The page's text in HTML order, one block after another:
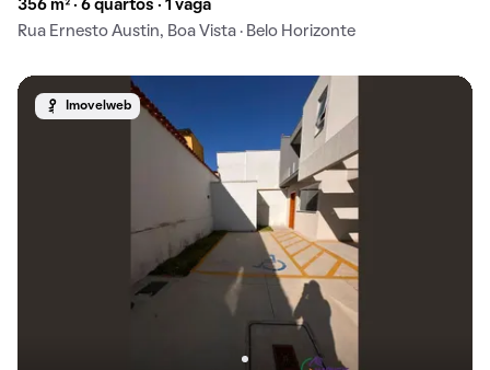
356 m² · 6 quartos · 1 vaga
Rua Ernesto Austin, Boa Vista · Belo Horizonte
Imovelweb